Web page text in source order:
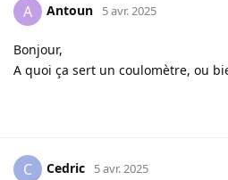
A Antoun 5 avr. 2025
Bonjour,
A quoi ça sert un coulomètre, ou
C Cedric 5 avr. 2025